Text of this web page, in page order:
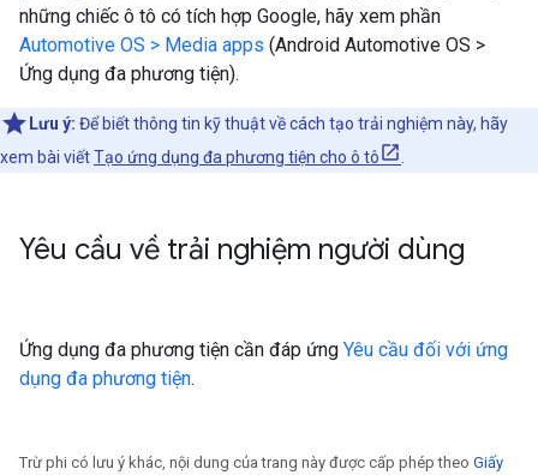
những chiếc ô tô có tích hợp Google, hãy xem phần
Automotive OS > Media apps (Android Automotive OS >
Ứng dụng đa phương tiện).
Lưu ý: Để biết thông tin kỹ thuật về cách tạo trải nghiệm này, hãy
xem bài viếtTạo ứng dụng đa phương tiện cho ô tô
Yêu cầu về trải nghiệm người dùng
Ứng dụng đa phương tiện cần đáp ứng Yêu cầu đối với ứng
dụng đa phương tiện.
Trừ phi có lưu ý khác, nội dung của trang này được cấp phép theo Giấy